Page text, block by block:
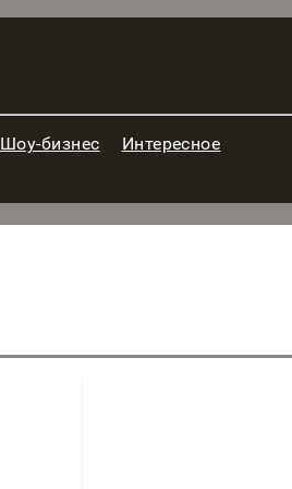
Шоу-бизнес Интересное